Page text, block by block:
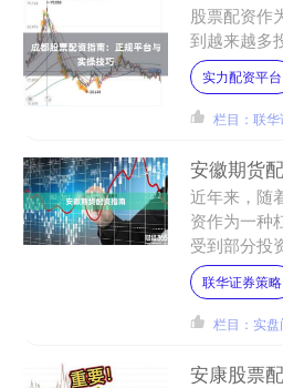
股票配资作
到越来越多
市场鱼龙混
握实操技巧
实力配资平台
栏目：联华
安徽期货
近年来，随
资作为一种
受到部分投
资涉及较高
变。本文旨
联华证券策略
栏目：实
安康股票